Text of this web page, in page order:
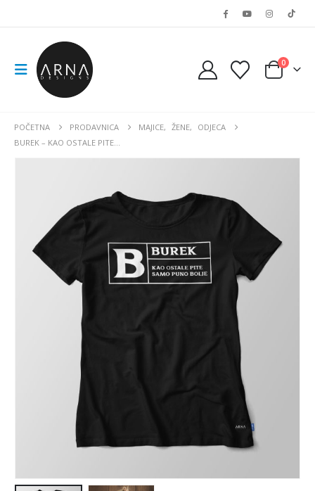
0
POČETNA PRODAVNICA MAJICE, ŽENE,
ODJECA
BUREK – KAO OSTALE PITE…